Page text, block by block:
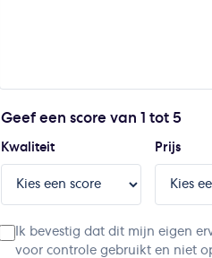
Geef een score van 1 tot 5
Kwaliteit Prijs
Ik bevestig dat dit mijn eigen
voor controle gebruikt en niet